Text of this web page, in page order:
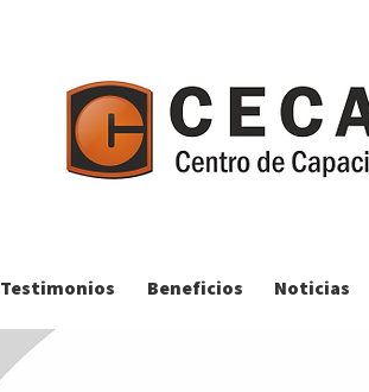
Testimonios Beneficios Noticias